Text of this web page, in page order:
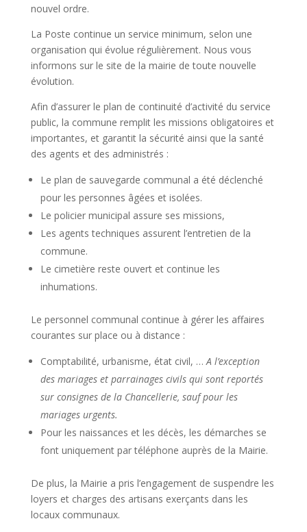
nouvel ordre.
La Poste continue un service minimum, selon une
organisation qui évolue régulièrement. Nous vous
informons sur le site de la mairie de toute nouvelle
évolution.
Afin d’assurer le plan de continuité d’activité du service
public, la commune remplit les missions obligatoires et
importantes, et garantit la sécurité ainsi que la santé
des agents et des administrés :
Le plan de sauvegarde communal a été déclenché
pour les personnes âgées et isolées.
Le policier municipal assure ses missions,
Les agents techniques assurent l’entretien de la
commune.
Le cimetière reste ouvert et continue les
inhumations.
Le personnel communal continue à gérer les affaires
courantes sur place ou à distance :
Comptabilité, urbanisme, état civil, …A l’exception
des mariages et parrainages civils qui sont reportés
sur consignes de la Chancellerie, sauf pour les
mariages urgents.
Pour les naissances et les décès, les démarches se
font uniquement par téléphone auprès de la Mairie.
De plus, la Mairie a pris l’engagement de suspendre les
loyers et charges des artisans exerçants dans les
locaux communaux.